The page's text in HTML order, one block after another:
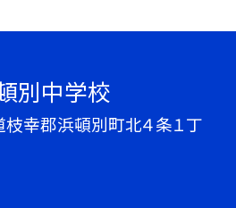
別中学校
幸郡浜頓別町北４条１丁